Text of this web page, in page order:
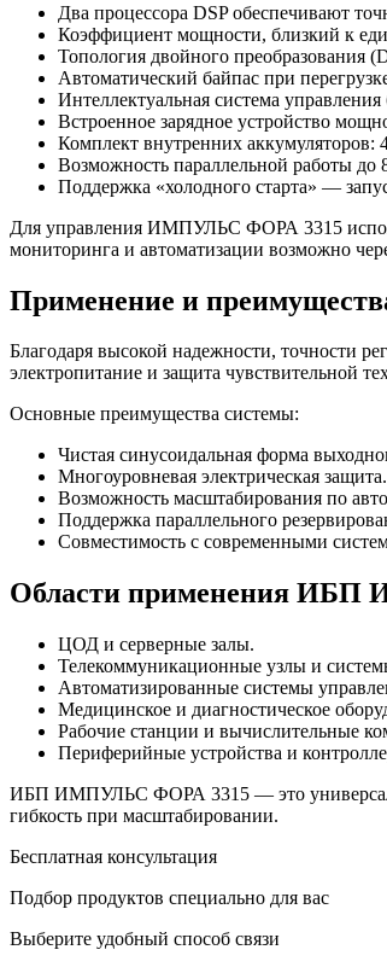
Два процессора DSP обеспечивают
Коэффициент мощности, близкий к
Топология двойного преобразования
Автоматический байпас при
Интеллектуальная система
Встроенное зарядное устройство
Комплект внутренних аккумуляторов:
Возможность параллельной работы до
Поддержка «холодного старта» —
Для управления ИМПУЛЬС ФОРА 3315
мониторинга и автоматизации возможно
Применение и
Благодаря высокой надежности, точности
электропитание и защита чувствительной
Основные преимущества системы:
Чистая синусоидальная форма
Многоуровневая электрическая защита.
Возможность масштабирования по
Поддержка параллельного
Совместимость с современными
Области применения
ЦОД и серверные залы.
Телекоммуникационные узлы и
Автоматизированные системы
Медицинское и диагностическое
Рабочие станции и вычислительные
Периферийные устройства и
ИБП ИМПУЛЬС ФОРА 3315 — это
гибкость при масштабировании.
Бесплатная консультация
Подбор продуктов специально для вас
Выберите удобный способ связи